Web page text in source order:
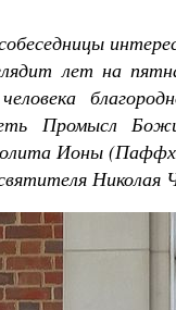
лет на
Промысл
Ионы